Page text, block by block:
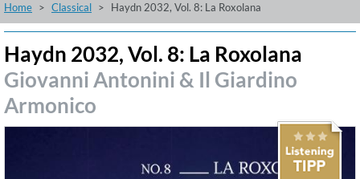
Hörtipps Top Alben Angebote Preorder Vorschau
Home Classical Haydn 2032, Vol. 8: La Roxolana
Haydn 2032, Vol. 8: La Roxolana
Giovanni Antonini & Il Giardino
Armonico